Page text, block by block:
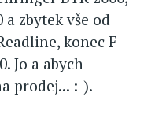
a zbytek vše od
konec F
Jo a abych
prodej... :-).